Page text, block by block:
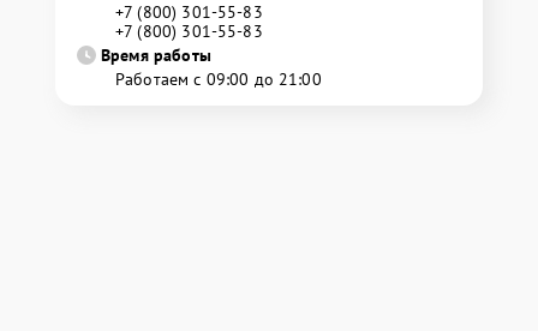
+7 (800) 301-55-83
+7 (800) 301-55-83
Время работы
Работаем с 09:00 до 21:00